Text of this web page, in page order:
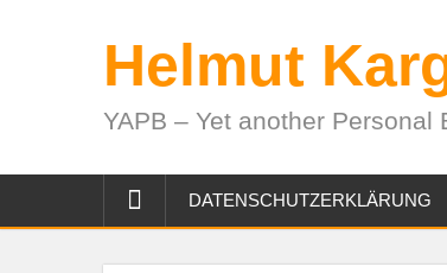
Helmut
YAPB – Yet another Personal
DATENSCHUTZERKLÄRUNG